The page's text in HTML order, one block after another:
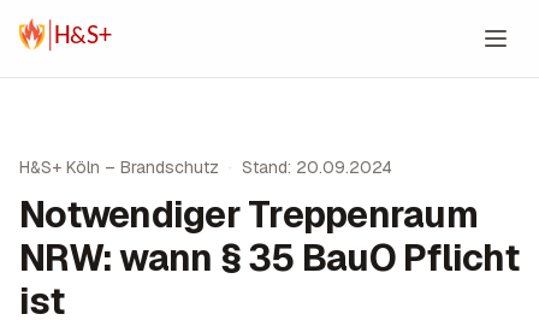
Zum Inhalt springen
H&S+ Köln – Brandschutz · Stand: 20.09.2024
Notwendiger Treppenraum
NRW: wann § 35 BauO Pflicht
ist